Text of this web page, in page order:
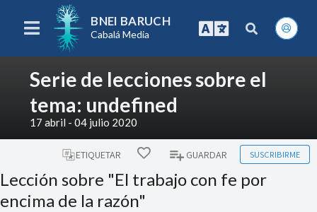
BNEI BARUCH
Cabalá Media
Serie de lecciones sobre el
tema: undefined
17 abril - 04 julio 2020
ETIQUETAR GUARDAR SUSCRIBIRME
Lección sobre "El trabajo con fe por
encima de la razón"